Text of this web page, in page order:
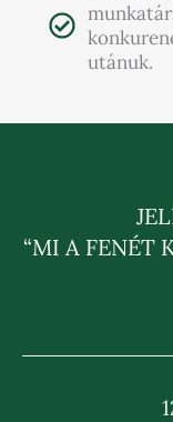
utánuk.
“MI A FENÉT